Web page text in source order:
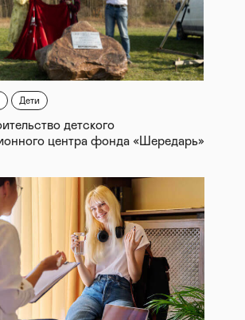
Дети
детского
центра фонда «Шередарь»